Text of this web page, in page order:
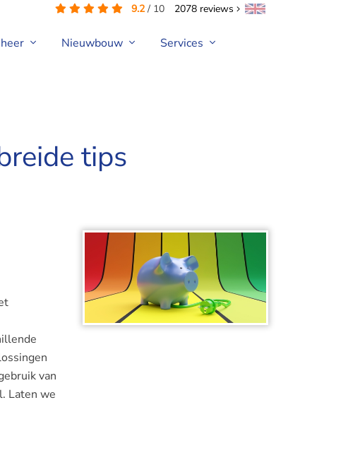
9.2/ 10 2078 reviews
Nieuwbouw Services
tips
van
Laten we